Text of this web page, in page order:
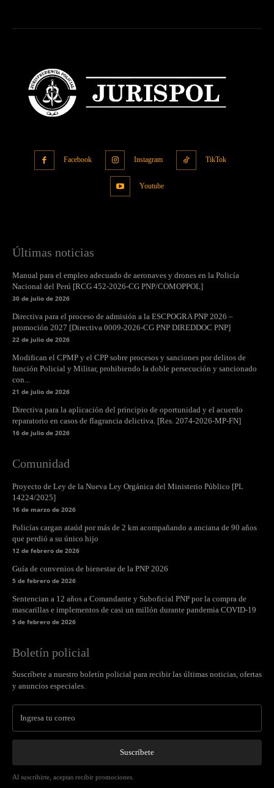
Facebook Instagram TikTok
Youtube
Últimas noticias
Manual para el empleo adecuado de aeronaves y drones en la Policía
Nacional del Perú [RCG 452-2026-CG PNP/COMOPPOL]
30 de julio de 2026
Directiva para el proceso de admisión a la ESCPOGRA PNP 2026 –
promoción 2027 [Directiva 0009-2026-CG PNP DIREDDOC PNP]
22 de julio de 2026
Modifican el CPMP y el CPP sobre procesos y sanciones por delitos de
función Policial y Militar, prohibiendo la doble persecución y sancionado
con...
21 de julio de 2026
Directiva para la aplicación del principio de oportunidad y el acuerdo
reparatorio en casos de flagrancia delictiva. [Res. 2074-2026-MP-FN]
16 de julio de 2026
Comunidad
Proyecto de Ley de la Nueva Ley Orgánica del Ministerio Público [PL
14224/2025]
16 de marzo de 2026
Policías cargan ataúd por más de 2 km acompañando a anciana de 90 años
que perdió a su único hijo
12 de febrero de 2026
Guía de convenios de bienestar de la PNP 2026
5 de febrero de 2026
Sentencian a 12 años a Comandante y Suboficial PNP por la compra de
mascarillas e implementos de casi un millón durante pandemia COVID-19
5 de febrero de 2026
Boletín policial
Suscríbete a nuestro boletín policial para recibir las últimas noticias, ofertas
y anuncios especiales.
Suscríbete
Al suscribirte, aceptas recibir promociones.